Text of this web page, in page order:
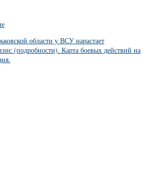
области у ВСУ нарастает
(подробности). Карта боевых действий на